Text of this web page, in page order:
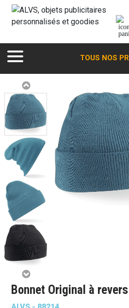
TOUS NOS
Bonnet Original à